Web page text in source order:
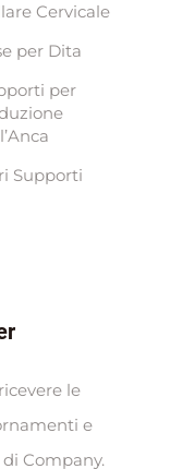
Cervicale
per Dita
per
Supporti
le
e
Company.